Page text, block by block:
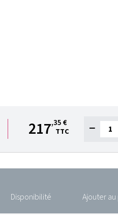
217,35 €
TTC
−
Disponibilité Ajouter